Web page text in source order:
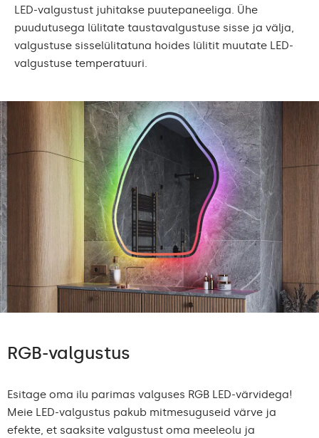
LED-valgustust juhitakse puutepaneeliga. Ühe
puudutusega lülitate taustavalgustuse sisse ja välja,
valgustuse sisselülitatuna hoides lülitit muutate LED-
valgustuse temperatuuri.
RGB-valgustus
Esitage oma ilu parimas valguses RGB LED-värvidega!
Meie LED-valgustus pakub mitmesuguseid värve ja
efekte, et saaksite valgustust oma meeleolu ja